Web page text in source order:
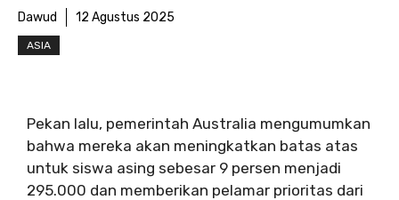
Dawud 12 Agustus 2025
ASIA
Pekan lalu, pemerintah Australia mengumumkan
bahwa mereka akan meningkatkan batas atas
untuk siswa asing sebesar 9 persen menjadi
295.000 dan memberikan pelamar prioritas dari